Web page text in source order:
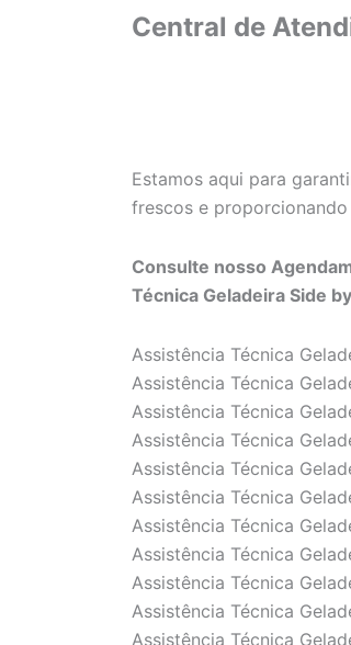
Central de
Estamos aqui para
frescos e
Consulte nosso
Técnica Geladeira Side
Assistência Técnica
Assistência Técnica
Assistência Técnica
Assistência Técnica
Assistência Técnica
Assistência Técnica
Assistência Técnica
Assistência Técnica
Assistência Técnica
Assistência Técnica
Assistência Técnica